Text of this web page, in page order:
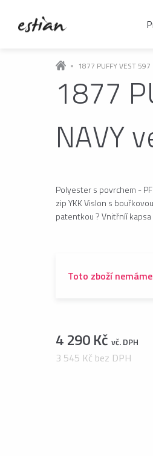
1877 PUFFY VEST
1877
NAVY
Polyester s povrchem -
zip YKK Vislon s
patentkou ? Vnitřníí
Toto zboží
4 290 Kč vč. DPH
3 545 Kč bez DPH